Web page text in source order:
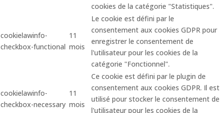
cookies de la catégorie "Statistiques".
cookielawinfo-
checkbox-functional
11
mois
Le cookie est défini par le
consentement aux cookies GDPR pour
enregistrer le consentement de
l'utilisateur pour les cookies de la
catégorie "Fonctionnel".
cookielawinfo-
checkbox-necessary
11
mois
Ce cookie est défini par le plugin de
consentement aux cookies GDPR. Il est
utilisé pour stocker le consentement de
l'utilisateur pour les cookies de la